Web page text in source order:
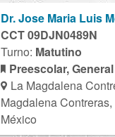
Dr. Jose Maria Luis
CCT 09DJN0489N
Turno: Matutino
Preescolar, General
La Magdalena
Magdalena
México